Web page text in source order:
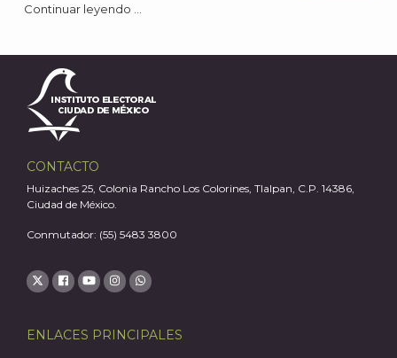
Continuar leyendo …
CONTACTO
Huizaches 25, Colonia Rancho Los Colorines, Tlalpan, C.P. 14386,
Ciudad de México.
Conmutador: (55) 5483 3800
ENLACES PRINCIPALES